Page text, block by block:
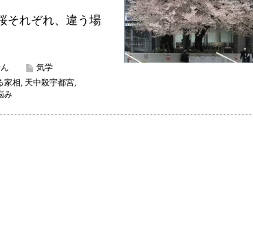
それぞれ、違う場
気学
家相, 天中殺宇都宮,
み